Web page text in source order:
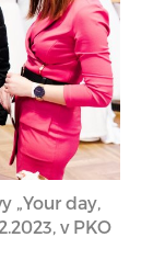
„Your day,
v PKO